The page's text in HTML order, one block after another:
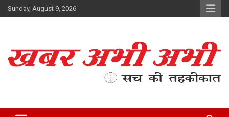
Skip
to
Sunday, August 9, 2026